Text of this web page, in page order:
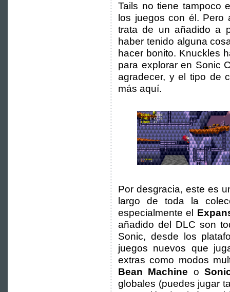
Tails no tiene tampoco
los juegos con él.
trata de un añadido a
haber tenido alguna
hacer bonito. Knuckles
para explorar en Sonic
agradecer, y el tipo de
más aquí.
Por desgracia, este es
largo de toda la
especialmente el
añadido del DLC son
Sonic, desde los
juegos nuevos que
extras como modos
Bean Machine o
globales (puedes jugar